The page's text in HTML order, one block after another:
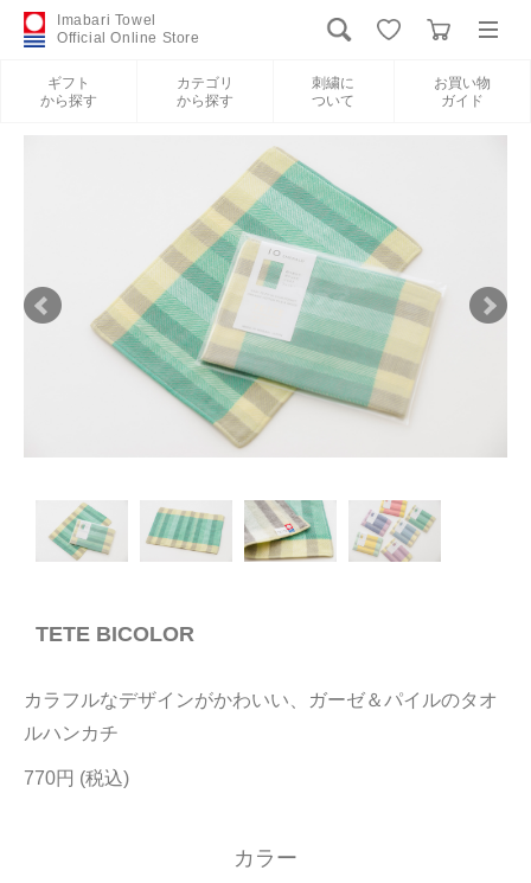
Imabari Towel
Official Online Store
ギフト
から探す
カテゴリ
から探す
刺繍に
ついて
お買い物
ガイド
新規会員登録
カテゴリから探す
刺繍について
当サイトについて
店舗リスト
ヘルプ
大量購入・法人向けの購入の方は
TETE BICOLOR
カラフルなデザインがかわいい、ガーゼ＆パイルのタオ
ルハンカチ
770円
カラー